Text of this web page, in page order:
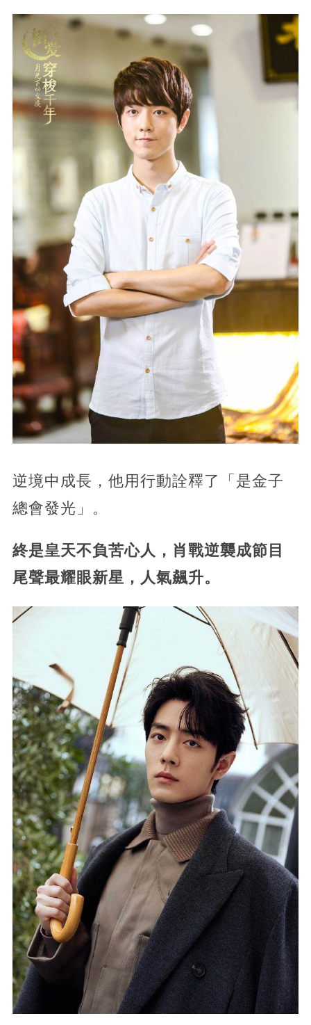
逆境中成長，他用行動詮釋了「是金子
總會發光」。
終是皇天不負苦心人，肖戰逆襲成節目
尾聲最耀眼新星，人氣飆升。